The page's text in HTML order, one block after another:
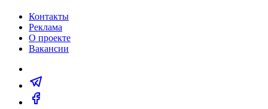
Контакты
Реклама
О проекте
Вакансии